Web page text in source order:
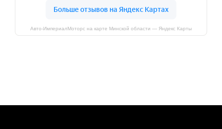
Авто-ИмпериалМоторс на карте Минской области — Яндекс Карты